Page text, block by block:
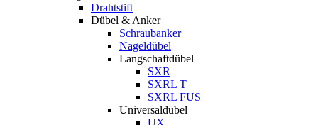
Drahtstift
Dübel & Anker
Schraubanker
Nageldübel
Langschaftdübel
SXR
SXRL T
SXRL FUS
Universaldübel
UX